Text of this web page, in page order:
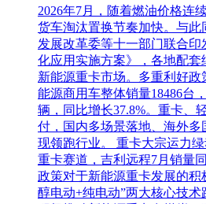
2026年7月，随着燃油价格连
货车淘汰置换节奏加快。与
发展改革委等十一部门联合
化应用实施方案》，各地配
新能源重卡市场。多重利好
能源商用车整体销量18486台
辆，同比增长37.8%。重卡、
付，国内多场景落地、海外
现领跑行业。 重卡大宗运力
重卡赛道，吉利远程7月销量
政策对于新能源重卡发展的积
醇电动+纯电动”两大核心技术